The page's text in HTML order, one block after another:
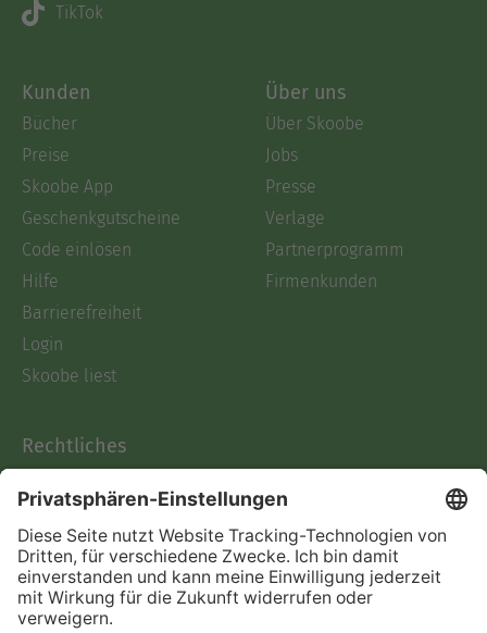
TikTok
Kunden
Bücher
Preise
Skoobe App
Geschenkgutscheine
Code einlösen
Hilfe
Barrierefreiheit
Login
Skoobe liest
Über uns
Über Skoobe
Jobs
Presse
Verlage
Partnerprogramm
Firmenkunden
Rechtliches
AGB
Informationen nach Data
Act
Verträge hier kündigen